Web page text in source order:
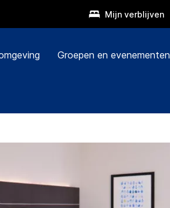
Mijn verblijven
Groepen en evenementen